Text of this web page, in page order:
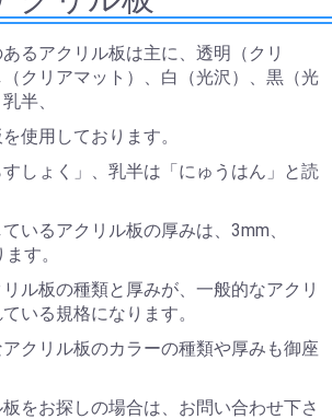
るアクリル板は主に、透明（クリ
クリアマット）、白（光沢）、黒（光
半、
使用しております。
しょく」、乳半は「にゅうはん」と読
いるアクリル板の厚みは、3mm、
す。
ル板の種類と厚みが、一般的なアクリ
いる規格になります。
クリル板のカラーの種類や厚みも御座
をお探しの場合は、お問い合わせ下さ